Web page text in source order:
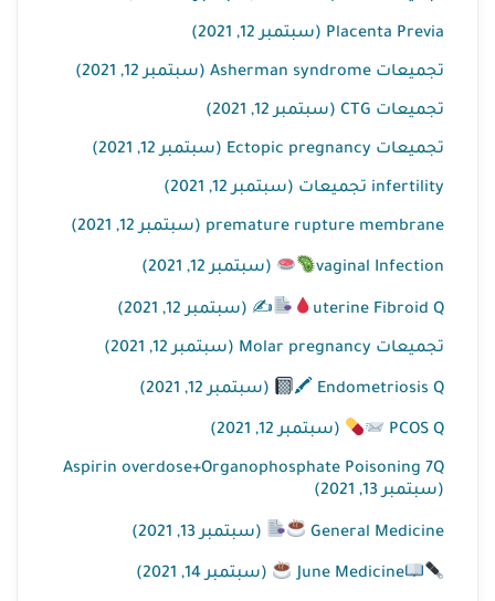
Placenta Previa (سبتمبر 12, 2021)
تجميعات Asherman syndrome (سبتمبر 12, 2021)
تجميعات CTG (سبتمبر 12, 2021)
تجميعات Ectopic pregnancy (سبتمبر 12, 2021)
infertility تجميعات (سبتمبر 12, 2021)
premature rupture membrane (سبتمبر 12, 2021)
vaginal Infection (سبتمبر 12, 2021)
uterine Fibroid Q
✍ (سبتمبر 12, 2021)
تجميعات Molar pregnancy (سبتمبر 12, 2021)
Endometriosis Q 🖍 (سبتمبر 12, 2021)
PCOS Q (سبتمبر 12, 2021)
Aspirin overdose+Organophosphate Poisoning 7Q
(سبتمبر 13, 2021)
General Medicine (سبتمبر 13, 2021)
June Medicine (سبتمبر 14, 2021)